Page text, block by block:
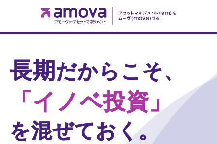
長期だからこそ、
「イノベ投資」
を混ぜておく。